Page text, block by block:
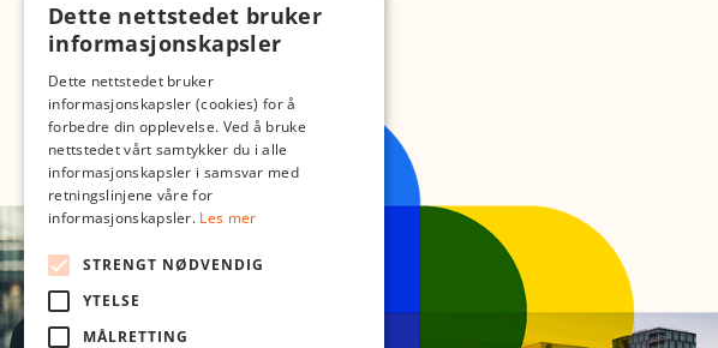
Dette nettstedet bruker
informasjonskapsler
Dette nettstedet bruker
informasjonskapsler (cookies) for å
forbedre din opplevelse. Ved å bruke
nettstedet vårt samtykker du i alle
informasjonskapsler i samsvar med
retningslinjene våre for
informasjonskapsler. Les mer
STRENGT NØDVENDIG
YTELSE
MÅLRETTING